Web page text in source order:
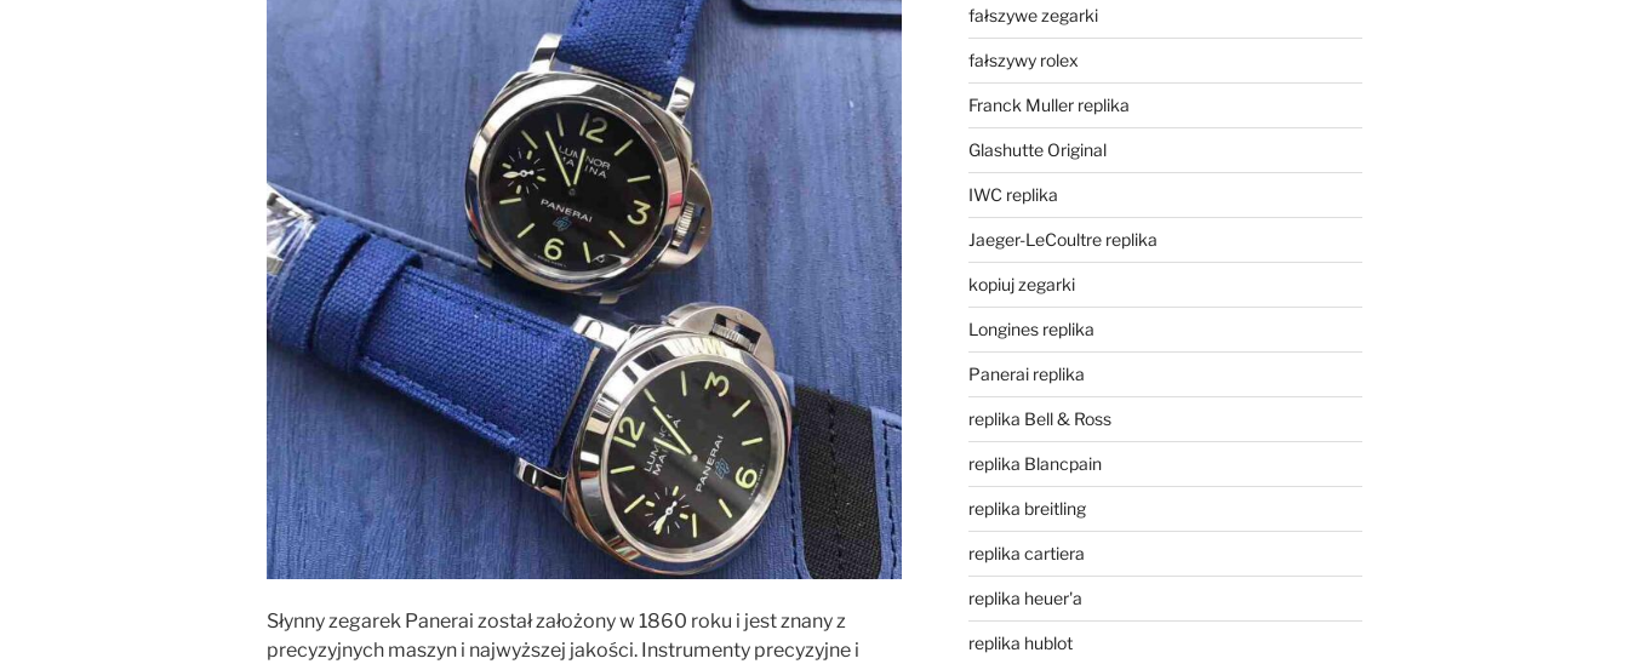
Słynny zegarek Panerai został założony w 1860 roku i jest znany z
precyzyjnych maszyn i najwyższej jakości. Instrumenty precyzyjne i
fałszywe zegarki
fałszywy rolex
Franck Muller replika
Glashutte Original
IWC replika
Jaeger-LeCoultre replika
kopiuj zegarki
Longines replika
Panerai replika
replika Bell & Ross
replika Blancpain
replika breitling
replika cartiera
replika heuer'a
replika hublot